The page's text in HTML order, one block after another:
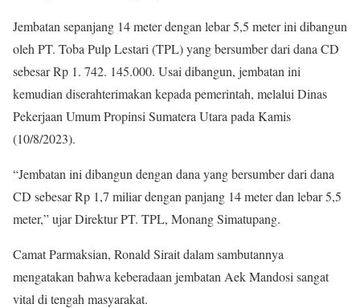
Jembatan sepanjang 14 meter dengan lebar 5,5 meter ini dibangun
oleh PT. Toba Pulp Lestari (TPL) yang bersumber dari dana CD
sebesar Rp 1. 742. 145.000. Usai dibangun, jembatan ini
kemudian diserahterimakan kepada pemerintah, melalui Dinas
Pekerjaan Umum Propinsi Sumatera Utara pada Kamis
(10/8/2023).
“Jembatan ini dibangun dengan dana yang bersumber dari dana
CD sebesar Rp 1,7 miliar dengan panjang 14 meter dan lebar 5,5
meter,” ujar Direktur PT. TPL, Monang Simatupang.
Camat Parmaksian, Ronald Sirait dalam sambutannya
mengatakan bahwa keberadaan jembatan Aek Mandosi sangat
vital di tengah masyarakat.